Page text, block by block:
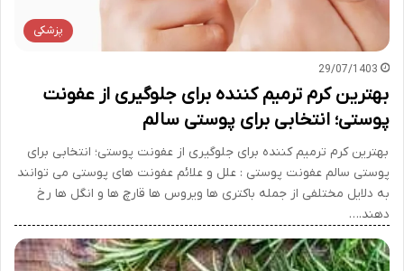
پزشکی
29/07/1403
بهترین کرم ترمیم کننده برای جلوگیری از عفونت
پوستی؛ انتخابی برای پوستی سالم
بهترین کرم ترمیم کننده برای جلوگیری از عفونت پوستی؛ انتخابی برای
پوستی سالم عفونت پوستی : علل و علائم عفونت های پوستی می توانند
به دلایل مختلفی از جمله باکتری ها ویروس ها قارچ ها و انگل ها رخ
دهند.…